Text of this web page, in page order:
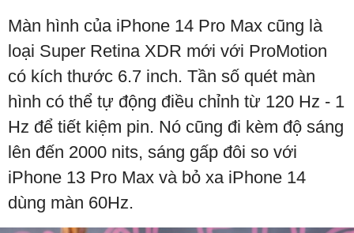
Màn hình của iPhone 14 Pro Max cũng là
loại Super Retina XDR mới với ProMotion
có kích thước 6.7 inch. Tần số quét màn
hình có thể tự động điều chỉnh từ 120 Hz - 1
Hz để tiết kiệm pin. Nó cũng đi kèm độ sáng
lên đến 2000 nits, sáng gấp đôi so với
iPhone 13 Pro Max và bỏ xa iPhone 14
dùng màn 60Hz.